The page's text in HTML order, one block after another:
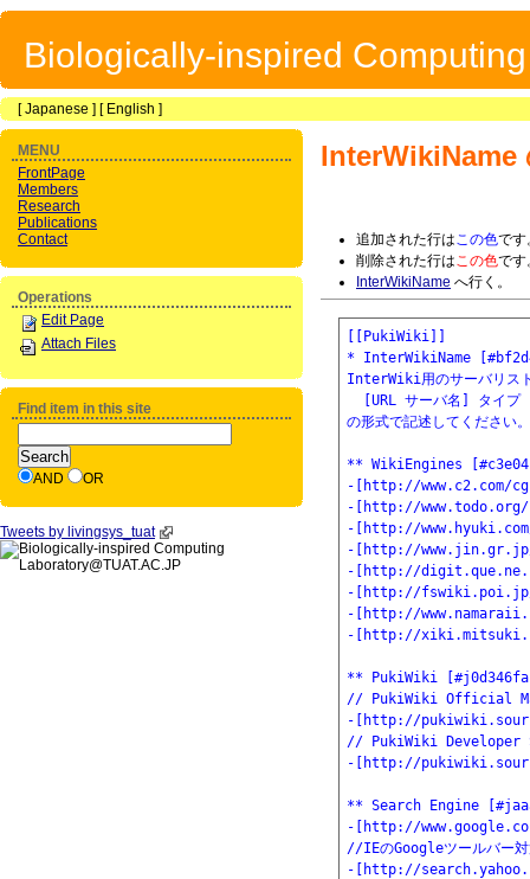
Biologically-inspired
[Japanese ] [ English ]
InterWikiName
追加された行はこの色です
削除された行はこの色です
InterWikiName へ行く。
[[PukiWiki]]
* InterWikiName
InterWiki用のサーバリス
  [URL サーバ名] タイプ
の形式で記述してください。
** WikiEngines
-[http://www.c2.com/
-[http://
-[http://
-[http://www.jin.gr.jp/
-[http://
-[http://fswiki.poi.jp/
-[http://
-[http://
** PukiWiki
// PukiWiki Official
-[http://
// PukiWiki Developer
-[http://
** Search Engine
-[http://
//IEのGoogleツールバー対
-[http://
MENU
FrontPage
Members
Research
Publications
Contact
Operations
Edit Page
Attach Files
Find item in this site
AND OR
Tweets by livingsys_tuat